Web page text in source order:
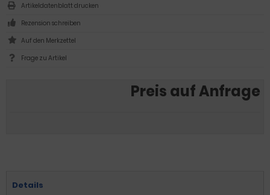
Preis auf Anfrage
Artikeldatenblatt drucken
Rezension schreiben
Frage zu Artikel
Details